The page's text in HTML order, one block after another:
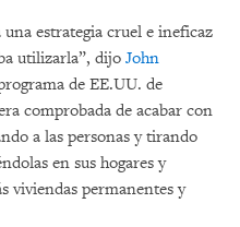
estrategia cruel e ineficaz
utilizarla”, dijo John
de EE.UU. de
comprobada de acabar con
a las personas y tirando
en sus hogares y
viviendas permanentes y